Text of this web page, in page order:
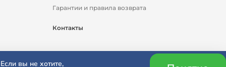
Контакты
Гарантии и правила возврата
вы не хотите,